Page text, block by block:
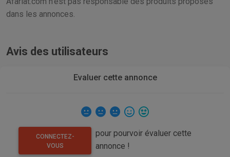
dans les annonces.
Avis des utilisateurs
Evaluer cette annonce
CONNECTEZ-
VOUS
pour pourvoir évaluer cette
annonce !